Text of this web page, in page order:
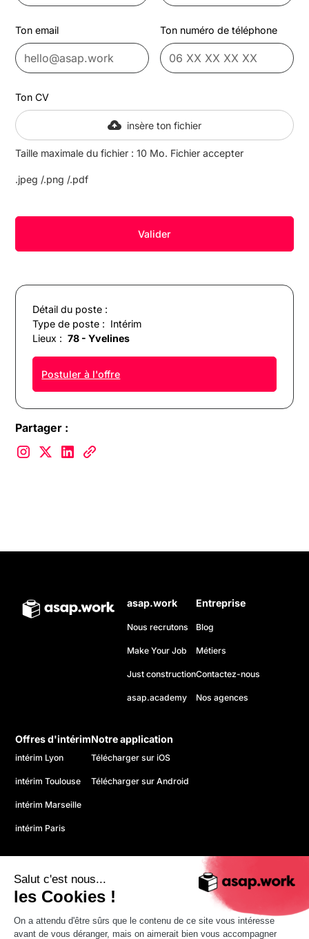
Salut c'est nous...
les Cookies !
On a attendu d'être sûrs que le contenu de ce site vous intéresse
avant de vous déranger, mais on aimerait bien vous accompagner
Détail du poste :
Type de poste : Intérim
Lieux : 78 - Yvelines
Postuler à l'offre
Partager :
Ton email Ton numéro de téléphone
Ton CV
insère ton fichier
Taille maximale du fichier : 10 Mo. Fichier accepter
.jpeg /.png /.pdf
asap.work
Nous recrutons
Make Your Job
Just construction
asap.academy
Entreprise
Blog
Métiers
Contactez-nous
Nos agences
Offres d'intérim
intérim Lyon
intérim Toulouse
intérim Marseille
intérim Paris
Notre application
Télécharger sur iOS
Télécharger sur Android
© 2026 asap. Tous droits réservés.